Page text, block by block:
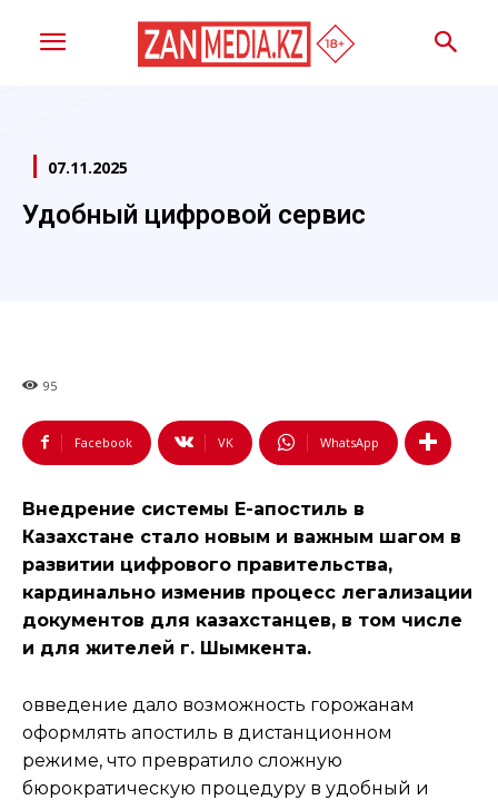
07.11.2025
Удобный цифровой сервис
95
Facebook VK WhatsApp
Внедрение системы E-апостиль в
Казахстане стало новым и важным шагом в
развитии цифрового правительства,
кардинально изменив процесс легализации
документов для казахстанцев, в том числе
и для жителей г. Шымкента.
овведение дало возможность горожанам
оформлять апостиль в дистанционном
режиме, что превратило сложную
бюрократическую процедуру в удобный и